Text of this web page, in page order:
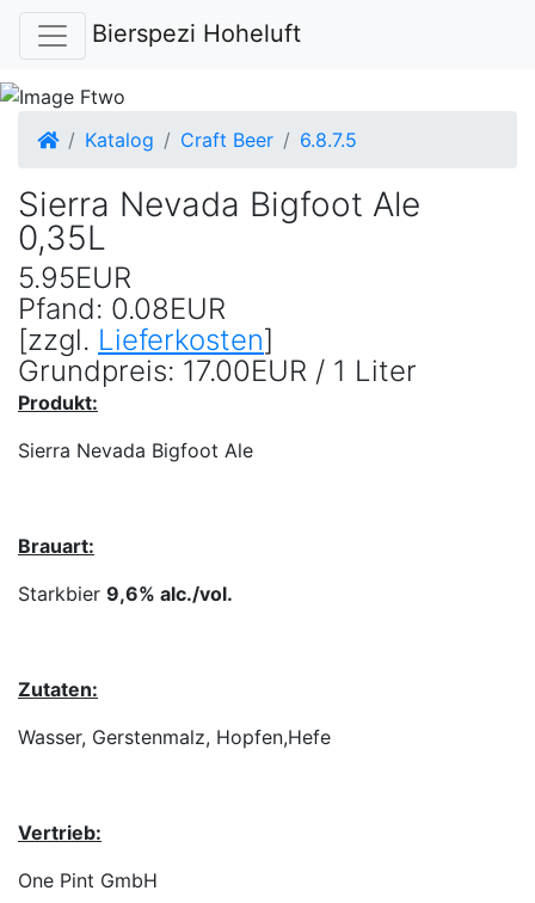
Bierspezi Hoheluft
Startseite
Katalog Craft Beer 6.8.7.5
Sierra Nevada Bigfoot Ale
0,35L
5.95EUR
Pfand: 0.08EUR
[zzgl. Lieferkosten]
Grundpreis: 17.00EUR / 1 Liter
Produkt:
Sierra Nevada Bigfoot Ale
Brauart:
Starkbier 9,6% alc./vol.
Zutaten:
Wasser, Gerstenmalz, Hopfen,Hefe
Vertrieb:
One Pint GmbH